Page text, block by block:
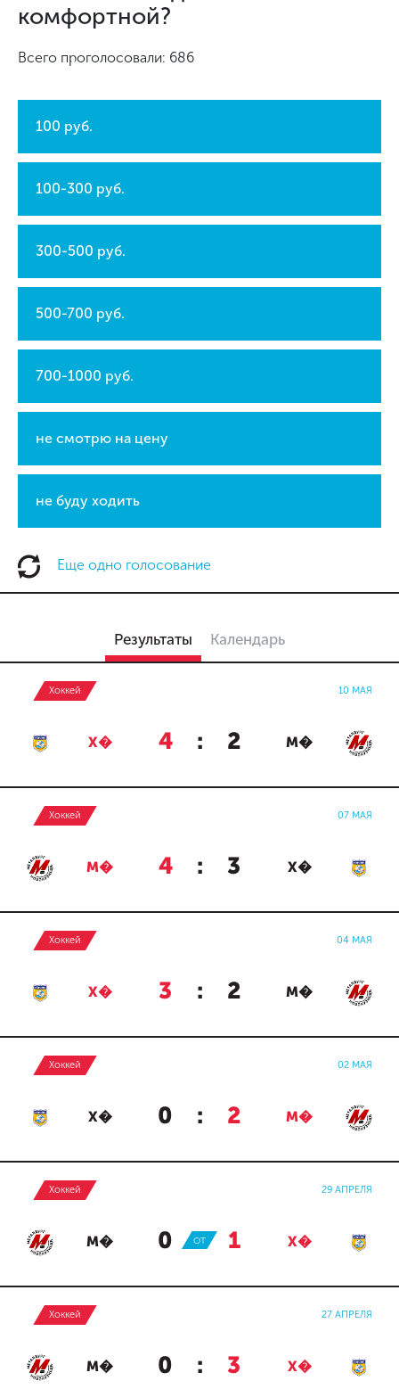
комфортной?
Всего проголосовали: 686
100 руб.
100-300 руб.
300-500 руб.
500-700 руб.
700-1000 руб.
не смотрю на цену
не буду ходить
Еще одно голосование
Результаты Календарь
Хоккей 10 МАЯ
Х� 4 : 2 М�
Хоккей 07 МАЯ
М� 4 : 3 Х�
Хоккей 04 МАЯ
Х� 3 : 2 М�
Хоккей 02 МАЯ
Х� 0 : 2 М�
Хоккей 29 АПРЕЛЯ
М� 0 : 1 Х�
ОТ
Хоккей 27 АПРЕЛЯ
М� 0 : 3 Х�